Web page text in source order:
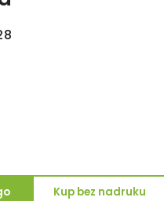
Kup bez nadruku